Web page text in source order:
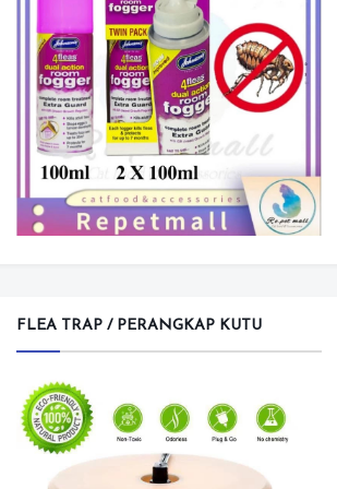
FLEA TRAP / PERANGKAP KUTU